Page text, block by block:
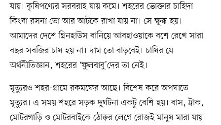
যায়। কৃষিপণ্যের সরবরাহ যায় কমে। শহরের ভোক্তার চাহিদা
কিংবা রসনা তো আর আটকে রাখা যায় না। সে ক্ষুব্ধ হয়।
আমাদের দেশে গ্রিনহাউস বানিয়ে আবহাওয়াকে বশে রেখে সারা
বছর সবজির চাষ হয় না। দাম তো বাড়বেই। চাষির যে
অর্থনীতিজ্ঞান, শহরের ‘ফুলবাবু’দের তা নেই।
মৃত্যুরও শহর-গ্রামে রকমফের আছে। বিশেষ করে অপঘাতে
মৃত্যুর। এ সময় শহরে সড়ক দুর্ঘটনা একটু বেশি হয়। বাস, ট্রাক,
মোটরগাড়ি ও মোটরবাইকে ঠোক্কর লেগে রোজই মানুষ মারা যায়।